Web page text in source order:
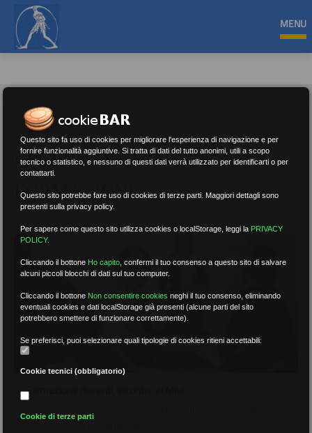
MENU
RECLUTAMENTO E
FORMAZIONE
Formazione docenti, incontro al Miur
Proposte dell´amministrazione relative alla formazione dei
docenti dalla scuola primaria alla scuola secondaria.
Questo sito fa uso di cookies per migliorare l'esperienza di navigazione e per
fornire funzionalità aggiuntive. Si tratta di dati del tutto anonimi, utili a scopo
tecnico o statistico, e nessuno di questi dati verrà utilizzato per identificarti o per
contattarti.
Questo sito potrebbe fare uso di cookies di terze parti. Maggiori dettagli sono
presenti sulla privacy policy.
Per sapere come questo sito utilizza cookies o localStorage, leggi la PRIVACY
POLICY.
Cliccando il bottone Ho capito ,confermi il tuo consenso a questo sito di salvare
alcuni piccoli blocchi di dati sul tuo computer.
Cliccando il bottone Non consentire cookies neghi il tuo consenso, eliminando
eventuali cookies e dati localStorage già presenti (alcune parti del sito
potrebbero smettere di funzionare correttamente).
Se preferisci, puoi selezionare quali tipologie di cookies ritieni accettabili:
Cookie tecnici (obbligatorio)
Cookie di terze parti